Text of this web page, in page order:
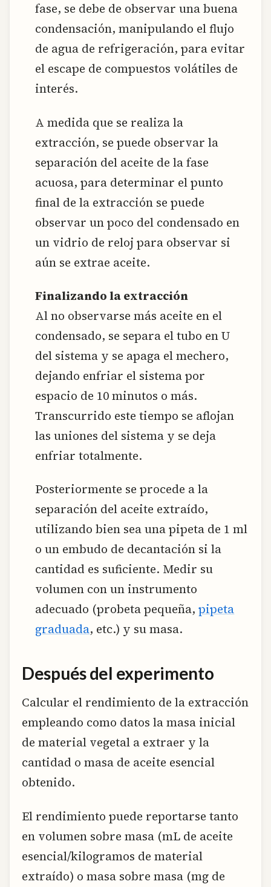
fase, se debe de observar una buena
condensación, manipulando el flujo
de agua de refrigeración, para evitar
el escape de compuestos volátiles de
interés.
A medida que se realiza la
extracción, se puede observar la
separación del aceite de la fase
acuosa, para determinar el punto
final de la extracción se puede
observar un poco del condensado en
un vidrio de reloj para observar si
aún se extrae aceite.
Finalizando la extracción
Al no observarse más aceite en el
condensado, se separa el tubo en U
del sistema y se apaga el mechero,
dejando enfriar el sistema por
espacio de 10 minutos o más.
Transcurrido este tiempo se aflojan
las uniones del sistema y se deja
enfriar totalmente.
Posteriormente se procede a la
separación del aceite extraído,
utilizando bien sea una pipeta de 1 ml
o un embudo de decantación si la
cantidad es suficiente. Medir su
volumen con un instrumento
adecuado (probeta pequeña,pipeta
graduada, etc.) y su masa.
Después del experimento
Calcular el rendimiento de la extracción
empleando como datos la masa inicial
de material vegetal a extraer y la
cantidad o masa de aceite esencial
obtenido.
El rendimiento puede reportarse tanto
en volumen sobre masa (mL de aceite
esencial/kilogramos de material
extraído) o masa sobre masa (mg de